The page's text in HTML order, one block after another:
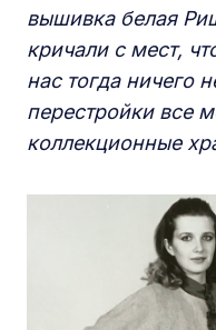
вышивка белая
кричали с мест,
нас тогда ничего
перестройки все
коллекционные